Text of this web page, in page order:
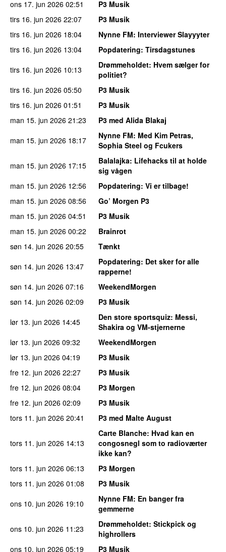
ons 17. jun 2026 02:51
P3 Musik
tirs 16. jun 2026 22:07
P3 Musik
tirs 16. jun 2026 18:04 Nynne FM: Interviewer Slayyyter
tirs 16. jun 2026 13:04 Popdatering: Tirsdagstunes
tirs 16. jun 2026 10:13 Drømmeholdet: Hvem sælger for
politiet?
tirs 16. jun 2026 05:50
P3 Musik
tirs 16. jun 2026 01:51
P3 Musik
man 15. jun 2026 21:23
P3 med Alida Blakaj
man 15. jun 2026 18:17 Nynne FM: Med Kim Petras,
Sophia Steel og Fcukers
man 15. jun 2026 17:15 Balalajka: Lifehacks til at holde
sig vågen
man 15. jun 2026 12:56 Popdatering: Vi er tilbage!
man 15. jun 2026 08:56
Go’ Morgen P3
man 15. jun 2026 04:51
P3 Musik
man 15. jun 2026 00:22
Brainrot
søn 14. jun 2026 20:55
Tænkt
søn 14. jun 2026 13:47 Popdatering: Det sker for alle
rapperne!
søn 14. jun 2026 07:16
WeekendMorgen
søn 14. jun 2026 02:09
P3 Musik
lør 13. jun 2026 14:45 Den store sportsquiz: Messi,
Shakira og VM-stjernerne
lør 13. jun 2026 09:32
WeekendMorgen
lør 13. jun 2026 04:19
P3 Musik
fre 12. jun 2026 22:27
P3 Musik
fre 12. jun 2026 08:04
P3 Morgen
fre 12. jun 2026 02:09
P3 Musik
tors 11. jun 2026 20:41 P3 med Malte August
tors 11. jun 2026 14:13
Carte Blanche: Hvad kan en
congosnegl som to radioværter
ikke kan?
tors 11. jun 2026 06:13
P3 Morgen
tors 11. jun 2026 01:08
P3 Musik
ons 10. jun 2026 19:10 Nynne FM: En banger fra
gemmerne
ons 10. jun 2026 11:23 Drømmeholdet: Stickpick og
highrollers
ons 10. jun 2026 05:19 P3 Musik